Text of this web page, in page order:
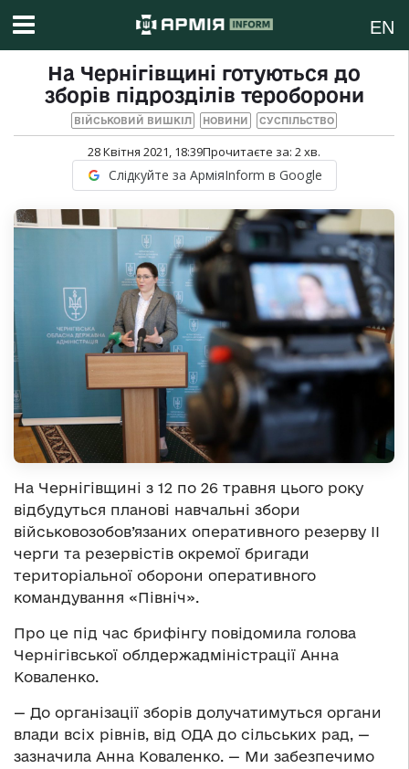
EN
На Чернігівщині готуються до
зборів підрозділів тероборони
ВІЙСЬКОВИЙ ВИШКІЛ НОВИНИ СУСПІЛЬСТВО
28 Квітня 2021, 18:39Прочитаєте за: 2хв.
Слідкуйте за АрміяInform в Google
На Чернігівщині з 12 по 26 травня цього року
відбудуться планові навчальні збори
військовозобов’язаних оперативного резерву ІІ
черги та резервістів окремої бригади
територіальної оборони оперативного
командування «Північ».
Про це під час брифінгу повідомила голова
Чернігівської облдержадміністрації Анна
Коваленко.
— До організації зборів долучатимуться органи
влади всіх рівнів, від ОДА до сільських рад, —
зазначила Анна Коваленко. — Ми забезпечимо